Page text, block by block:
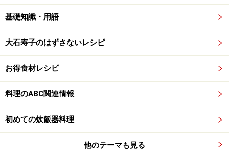
8. スイッチが切れたら取り出して、逆さにあけて冷ま
す。
上でさます。）
基礎知識・用語
大石寿子のはずさないレシピ
お得食材レシピ
料理のABC関連情報
初めての炊飯器料理
他のテーマも見る